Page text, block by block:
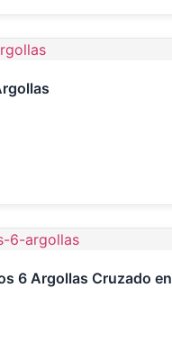
6 Argollas Cruzado en